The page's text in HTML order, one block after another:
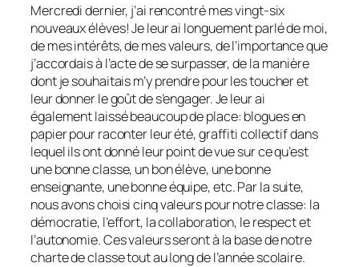
Mercredi dernier, j’ai rencontré mes vingt-six
nouveaux élèves! Je leur ai longuement parlé de moi,
de mes intérêts, de mes valeurs, de l’importance que
j’accordais à l’acte de se surpasser, de la manière
dont je souhaitais m’y prendre pour les toucher et
leur donner le goût de s’engager. Je leur ai
également laissé beaucoup de place: blogues en
papier pour raconter leur été, graffiti collectif dans
lequel ils ont donné leur point de vue sur ce qu’est
une bonne classe, un bon élève, une bonne
enseignante, une bonne équipe, etc. Par la suite,
nous avons choisi cinq valeurs pour notre classe: la
démocratie, l’effort, la collaboration, le respect et
l’autonomie. Ces valeurs seront à la base de notre
charte de classe tout au long de l’année scolaire.